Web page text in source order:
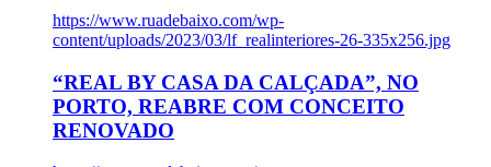
https://www.ruadebaixo.com/wp-
content/uploads/2023/03/lf_realinteriores-26-335x256.jpg
“REAL BY CASA DA CALÇADA”, NO
PORTO, REABRE COM CONCEITO
RENOVADO